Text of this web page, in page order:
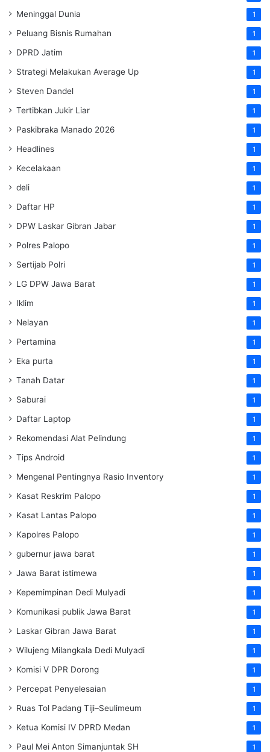
Meninggal Dunia 1
Peluang Bisnis Rumahan 1
DPRD Jatim 1
Strategi Melakukan Average Up 1
Steven Dandel 1
Tertibkan Jukir Liar 1
Paskibraka Manado 2026 1
Headlines 1
Kecelakaan 1
deli 1
Daftar HP 1
DPW Laskar Gibran Jabar 1
Polres Palopo 1
Sertijab Polri 1
LG DPW Jawa Barat 1
Iklim 1
Nelayan 1
Pertamina 1
Eka purta 1
Tanah Datar 1
Saburai 1
Daftar Laptop 1
Rekomendasi Alat Pelindung 1
Tips Android 1
Mengenal Pentingnya Rasio Inventory 1
Kasat Reskrim Palopo 1
Kasat Lantas Palopo 1
Kapolres Palopo 1
gubernur jawa barat 1
Jawa Barat istimewa 1
Kepemimpinan Dedi Mulyadi 1
Komunikasi publik Jawa Barat 1
Laskar Gibran Jawa Barat 1
Wilujeng Milangkala Dedi Mulyadi 1
Komisi V DPR Dorong 1
Percepat Penyelesaian 1
Ruas Tol Padang Tiji–Seulimeum 1
Ketua Komisi IV DPRD Medan 1
Paul Mei Anton Simanjuntak SH 1